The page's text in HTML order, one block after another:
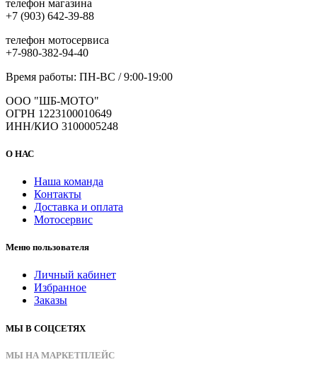
телефон магазина
+7 (903) 642-39-88
телефон мотосервиса
+7-980-382-94-40
Время работы: ПН-ВС / 9:00-19:00
ООО "ШБ-МОТО"
ОГРН 1223100010649
ИНН/КИО 3100005248
О НАС
Наша команда
Контакты
Доставка и оплата
Мотосервис
Меню пользователя
Личный кабинет
Избранное
Заказы
МЫ В СОЦСЕТЯХ
МЫ НА МАРКЕТПЛЕЙС